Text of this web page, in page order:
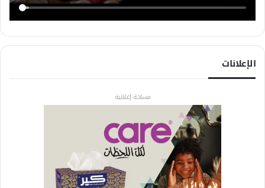
الإعلانات
مساحة إعلانية